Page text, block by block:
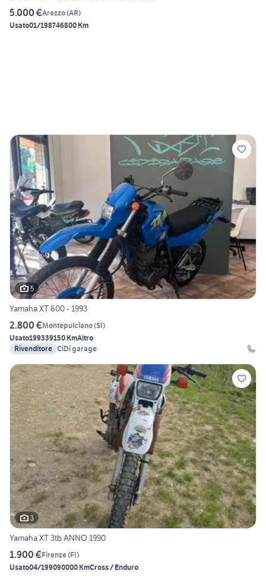
5.000 €Arezzo(AR)
Usato01/198746800 Km
5
Yamaha XT 600 - 1993
2.800 €Montepulciano(SI)
Usato199339150 KmAltro
Rivenditore CiDi garage
3
Yamaha XT 3tb ANNO 1990
1.900 €Firenze(FI)
Usato04/199090000 KmCross / Enduro